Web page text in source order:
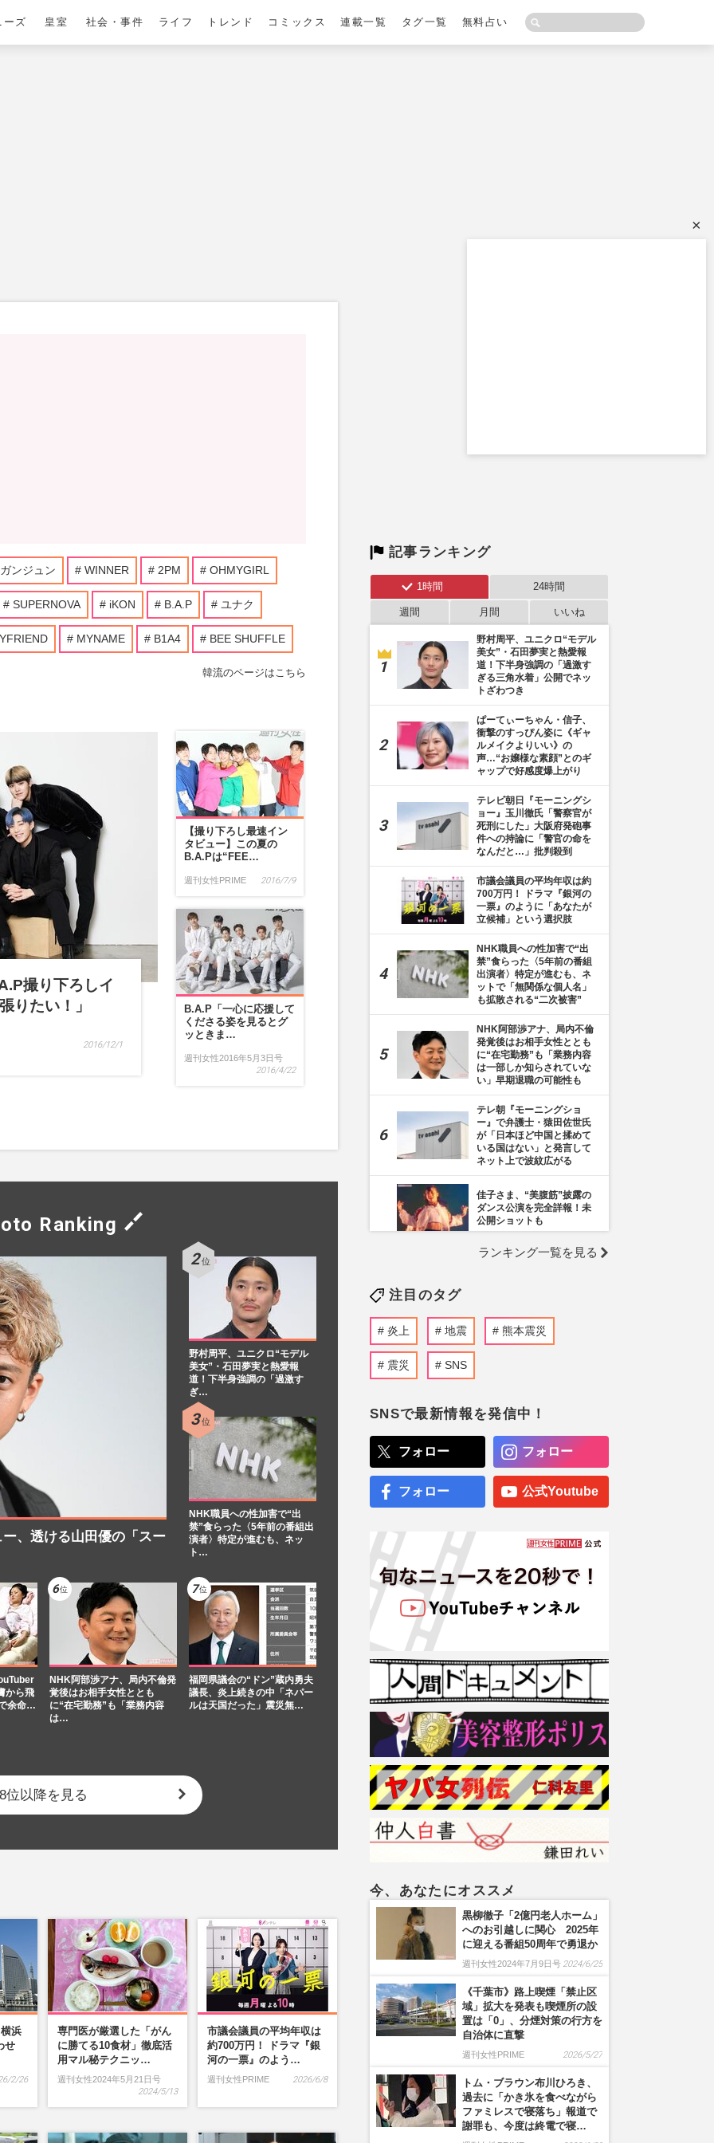
ーズ 皇室 社会・事件 ライフ トレンド コミックス 連載一覧 タグ一覧 無料占い
ンジュン WINNER 2PM OHMYGIRL
SUPERNOVA iKON B.A.P ユナク
MYNAME B1A4 BEE SHUFFLE
韓流のページはこちら
撮り下ろしイ
りたい！」
2016/12/1
【撮り下ろし最速イン
タビュー】この夏の
B.A.Pは“FEE…
週刊女性PRIME 2016/7/9
B.A.P「一心に応援して
くださる姿を見るとグ
ッときま…
週刊女性2016年5月3日号
2016/4/22
Ranking
、透ける山田優の「スー
野村周平、ユニクロ“モデル
美女”・石田夢実と熱愛報
道！下半身強調の「過激す
ぎ…
NHK職員への性加害で“出
禁”食らった〈5年前の番組出
演者〉特定が進むも、ネッ
ト…
から飛
余命…
NHK阿部渉アナ、局内不倫発
覚後はお相手女性ととも
に“在宅勤務”も「業務内容
は…
福岡県議会の“ドン”蔵内勇夫
議長、炎上続きの中「ネパー
ルは天国だった」震災無…
位以降を見る
浜
せ
2/26
専門医が厳選した「がん
に勝てる10食材」徹底活
用マル秘テクニッ…
週刊女性2024年5月21日号
2024/5/13
市議会議員の平均年収は
約700万円！ ドラマ『銀
河の一票』のよう…
週刊女性PRIME 2026/6/8
記事ランキング
1時間 24時間
週間 月間 いいね
野村周平、ユニクロ“モデル
美女”・石田夢実と熱愛報
道！下半身強調の「過激す
ぎる三角水着」公開でネッ
トざわつき
ぱーてぃーちゃん・信子、
衝撃のすっぴん姿に《ギャ
ルメイクよりいい》の
声…“お嬢様な素顔”とのギ
ャップで好感度爆上がり
テレビ朝日『モーニングシ
ョー』玉川徹氏「警察官が
死刑にした」大阪府発砲事
件への持論に「警官の命を
なんだと…」批判殺到
市議会議員の平均年収は約
700万円！ ドラマ『銀河の
一票』のように「あなたが
立候補」という選択肢
NHK職員への性加害で“出
禁”食らった〈5年前の番組
出演者〉特定が進むも、ネ
ットで「無関係な個人名」
も拡散される“二次被害”
NHK阿部渉アナ、局内不倫
発覚後はお相手女性ととも
に“在宅勤務”も「業務内容
は一部しか知らされていな
い」早期退職の可能性も
テレ朝『モーニングショ
ー』で弁護士・猿田佐世氏
が「日本ほど中国と揉めて
いる国はない」と発言して
ネット上で波紋広がる
佳子さま、“美腹筋”披露の
ダンス公演を完全詳報！未
公開ショットも
《千葉市》路上喫煙「禁止
《TBS日曜劇場
『VIVANT』》8時間3万円
で「別班」を募集！詐欺の
小栗旬の“非公表長女”が顔
優の「スーパーモデルに」
阪神タイガース・元山飛優
の落球エラーに DeNA・牧
秀悟もビックリ！2連覇目
専門医が厳選した「がんに
ル秘テクニック、1日10点
満点の“早見シート”簡単管
【大阪より強引？】横浜
市、’27年花博に合わせ「市
内全域」路上喫煙禁止方針
も、喫煙所整備は“ノープラ
「非常識かつ論外」元NHK
青山祐子アナ、長嶋茂雄さ
ん弔問も“セクシー”な装い
に寄せられた「マナー違
反」
ランキング一覧を見る
注目のタグ
炎上 地震 熊本震災
震災 SNS
SNSで最新情報を発信中！
フォロー フォロー
フォロー 公式Youtube
今、あなたにオススメ
黒柳徹子「2億円老人ホーム」
へのお引越しに関心 2025年
に迎える番組50周年で勇退か
週刊女性2024年7月9日号 2024/6/25
《千葉市》路上喫煙「禁止区
域」拡大を発表も喫煙所の設
置は「0」、分煙対策の行方を
自治体に直撃
週刊女性PRIME 2026/5/27
トム・ブラウン布川ひろき、
過去に「かき氷を食べながら
ファミレスで寝落ち」報道で
謝罪も、今度は終電で寝…
×